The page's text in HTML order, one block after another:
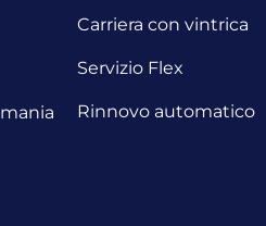
Carriera con vintrica
Servizio Flex
Rinnovo automatico